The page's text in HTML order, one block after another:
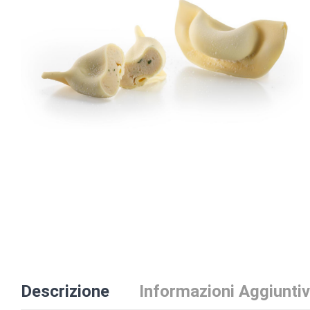
Descrizione Informazioni